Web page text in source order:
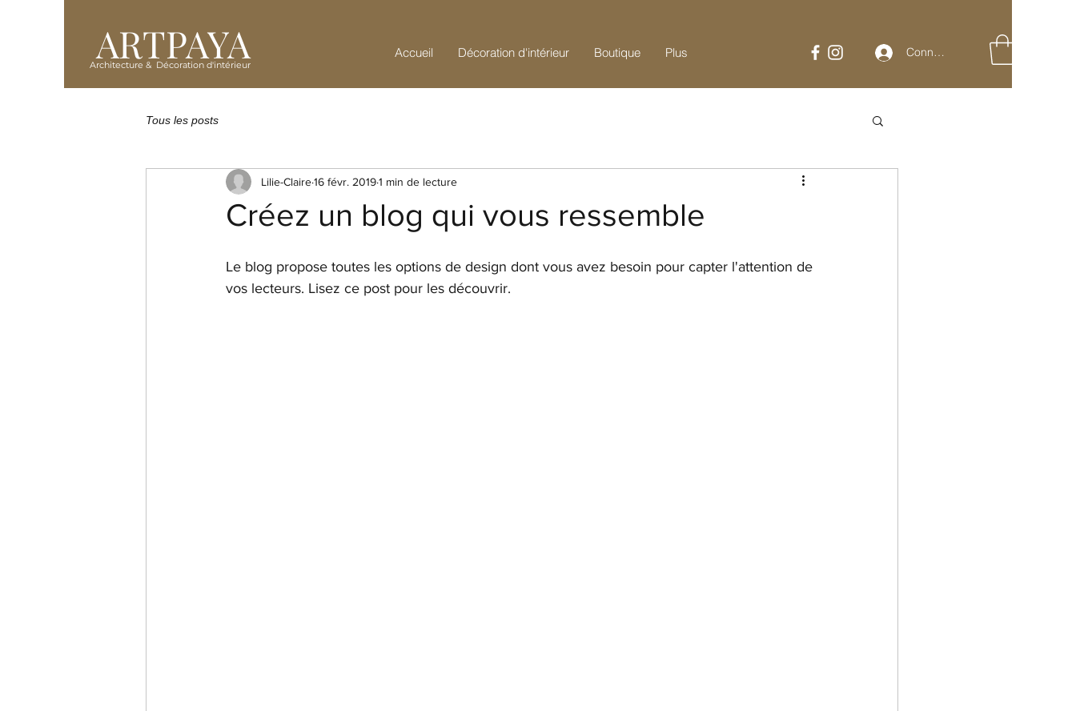
Accueil Décoration d'intérieur Boutique Plus Connexion
Architecture & Décoration d'intérieur
ARTPAYA
Tous les posts
Créez un blog qui vous ressemble
Lilie-Claire16 févr. 20191 min de lecture
Le blog propose toutes les options de design dont vous avez besoin pour capter l'attention de
vos lecteurs. Lisez ce post pour les découvrir.